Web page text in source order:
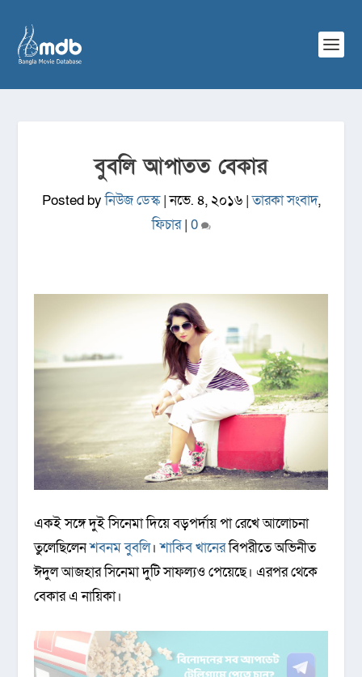
বুবলি আপাতত বেকার
Posted byনিউজ ডেস্ক|নভে. ৪, ২০১৬|তারকা সংবাদ,
ফিচার| 0
একই সঙ্গে দুই সিনেমা দিয়ে বড়পর্দায় পা রেখে আলোচনা
তুলেছিলেনশবনম বুবলি।শাকিব খানেরবিপরীতে অভিনীত
ঈদুল আজহার সিনেমা দুটি সাফল্যও পেয়েছে। এরপর থেকে
বেকার এ নায়িকা।